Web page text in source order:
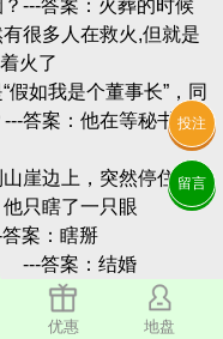
优惠 地盘
投注
留言
---答案：火葬的时候
很多人在救火,但就是
火了
如我是个董事长”，同
答案：他在等秘书替
崖边上，突然停住
只瞎了一只眼
案：瞎掰
---答案：结婚
却没有淹死，为什